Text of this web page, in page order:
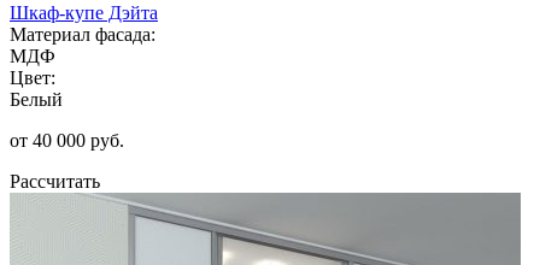
Шкаф-купе Дэйта
Материал фасада:
МДФ
Цвет:
Белый
от 40 000 руб.
Рассчитать